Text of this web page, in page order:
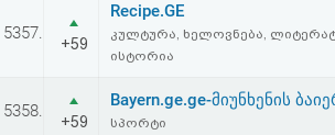
5357.
+59
Recipe.GE
კულტურა, ხელოვნება,
ისტორია
5358.
+59
Bayern.ge.ge-მიუნხენის
სპორტი